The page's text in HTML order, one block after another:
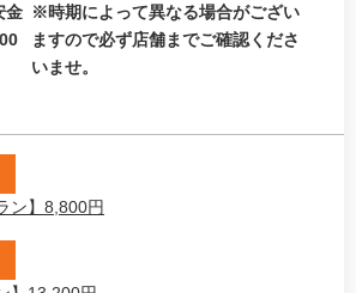
金 ※時期によって異なる場合がござい
ますので必ず店舗までご確認くださ
いませ。
ン】8,800円